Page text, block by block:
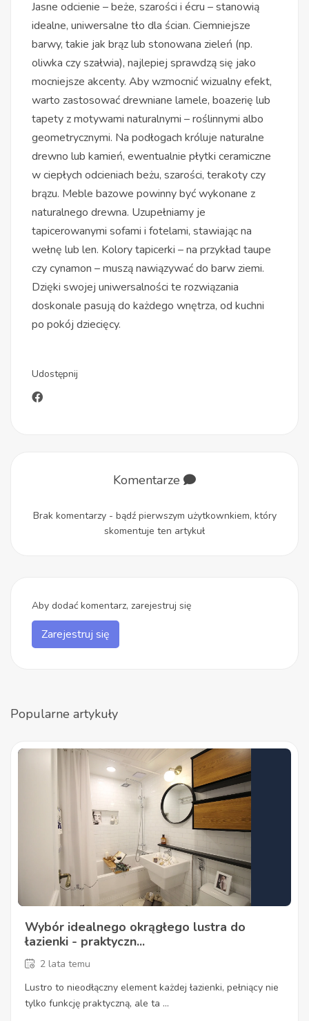
Jasne odcienie – beże, szarości i écru – stanowią
idealne, uniwersalne tło dla ścian. Ciemniejsze
barwy, takie jak brąz lub stonowana zieleń (np.
oliwka czy szałwia), najlepiej sprawdzą się jako
mocniejsze akcenty. Aby wzmocnić wizualny efekt,
warto zastosować drewniane lamele, boazerię lub
tapety z motywami naturalnymi – roślinnymi albo
geometrycznymi. Na podłogach króluje naturalne
drewno lub kamień, ewentualnie płytki ceramiczne
w ciepłych odcieniach beżu, szarości, terakoty czy
brązu. Meble bazowe powinny być wykonane z
naturalnego drewna. Uzupełniamy je
tapicerowanymi sofami i fotelami, stawiając na
wełnę lub len. Kolory tapicerki – na przykład taupe
czy cynamon – muszą nawiązywać do barw ziemi.
Dzięki swojej uniwersalności te rozwiązania
doskonale pasują do każdego wnętrza, od kuchni
po pokój dziecięcy.
Udostępnij
Komentarze
Brak komentarzy - bądź pierwszym użytkownkiem, który
skomentuje ten artykuł
Aby dodać komentarz, zarejestruj się
Zarejestruj się
Popularne artykuły
Wybór idealnego okrągłego lustra do
łazienki - praktyczn...
2 lata temu
Lustro to nieodłączny element każdej łazienki, pełniący nie
tylko funkcję praktyczną, ale ta ...